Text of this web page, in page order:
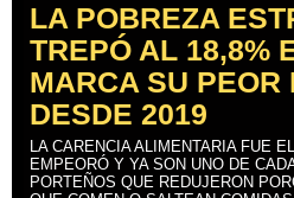
LA POBREZA
TREPÓ AL 18,8%
MARCA SU PEOR
DESDE 2019
LA CARENCIA ALIMENTARIA FUE
EMPEORÓ Y YA SON UNO DE
PORTEÑOS QUE REDUJERON